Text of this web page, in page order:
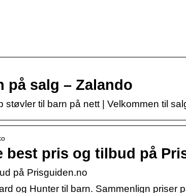
på salg – Zalando
støvler til barn på nett | Velkommen til
best pris og tilbud på
på Prisguiden.no
og Hunter til barn. Sammenlign priser